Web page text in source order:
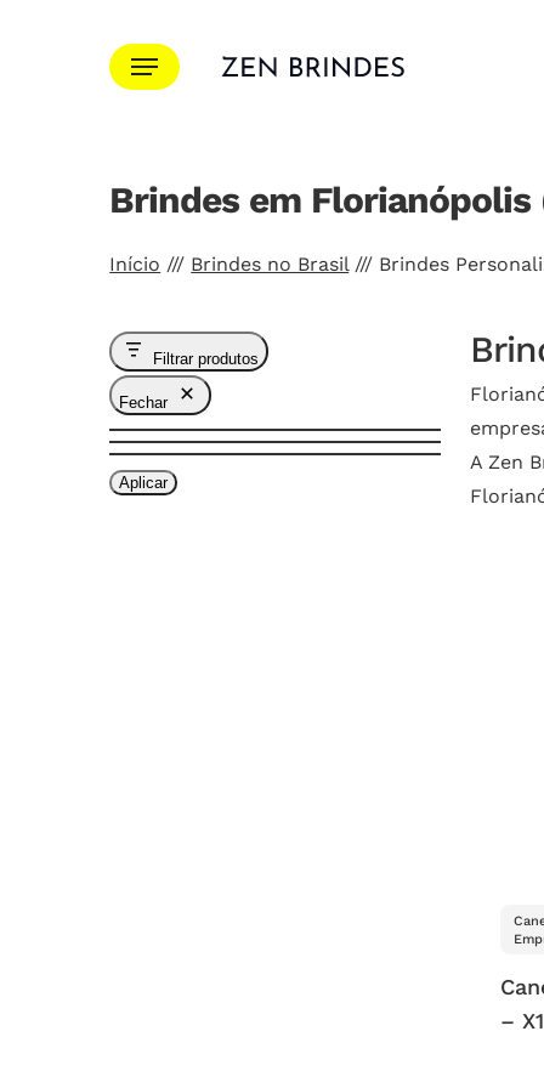
Pressione Enter para pesquisar ou ESC para
Menu
Brindes em Florianópolis
Início /// Brindes no Brasil/// Brindes
Filtrar produtos
Fechar
Aplicar
A Zen
–